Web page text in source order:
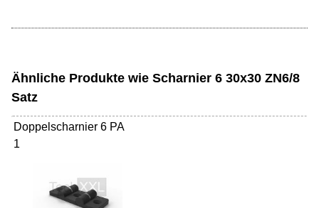
Ähnliche Produkte wie Scharnier 6 30x30 ZN6/8
Satz
Doppelscharnier 6 PA
1